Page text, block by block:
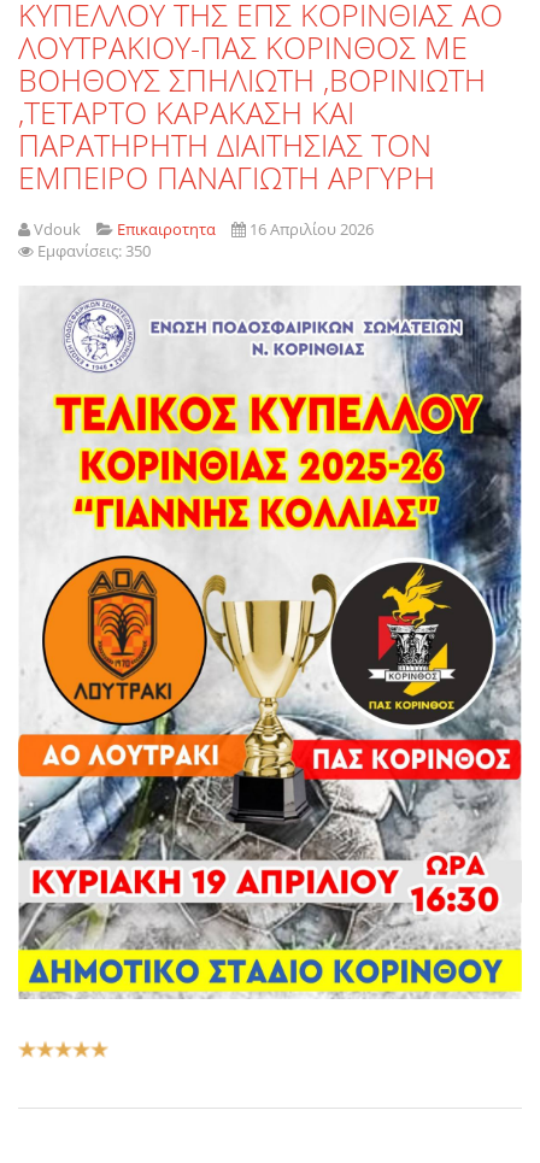
ΚΥΠΕΛΛΟΥ ΤΗΣ ΕΠΣ ΚΟΡΙΝΘΙΑΣ ΑΟ
ΛΟΥΤΡΑΚΙΟΥ-ΠΑΣ ΚΟΡΙΝΘΟΣ ΜΕ
ΒΟΗΘΟΥΣ ΣΠΗΛΙΩΤΗ ,ΒΟΡΙΝΙΩΤΗ
,ΤΕΤΑΡΤΟ ΚΑΡΑΚΑΣΗ ΚΑΙ
ΠΑΡΑΤΗΡΗΤΗ ΔΙΑΙΤΗΣΙΑΣ ΤΟΝ
ΕΜΠΕΙΡΟ ΠΑΝΑΓΙΩΤΗ ΑΡΓΥΡΗ
Vdouk Επικαιροτητα
16 Απριλίου 2026
Εμφανίσεις: 350
Αξιολόγηση